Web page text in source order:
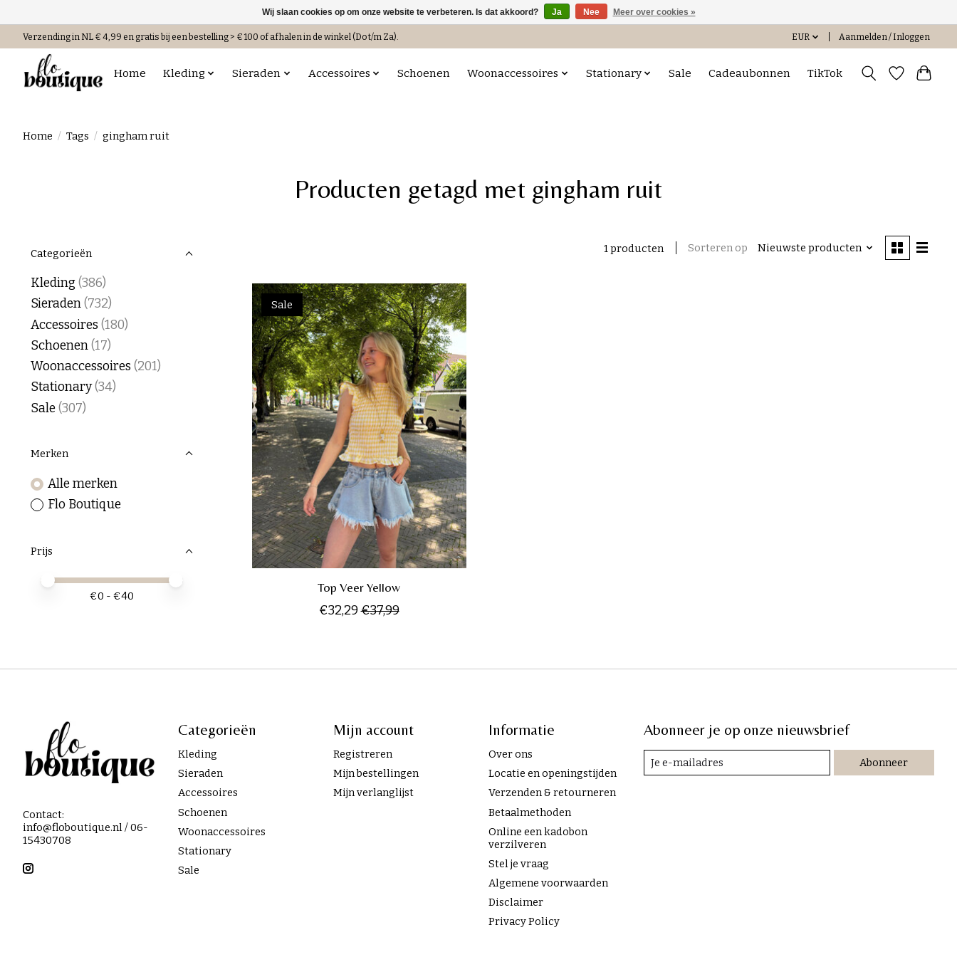
Verzending in NL € 4,99 en gratis bij een bestelling > € 100 of afhalen in de winkel (Do t/m Za). EUR Aanmelden / Inloggen
Home Kleding Sieraden Accessoires Schoenen Woonaccessoires Stationary Sale Cadeaubonnen TikTok
Home / Tags / gingham ruit
Producten getagd met gingham ruit
Categorieën
Kleding(386)
Sieraden(732)
Accessoires (180)
Schoenen(17)
Woonaccessoires (201)
Stationary(34)
Sale(307)
Merken
Alle merken
Flo Boutique
Prijs
Minimale prijswaarde
Price maximum value
€0 - €40
1 producten Sorteren op Nieuwste producten
Sale
Top Veer Yellow
€32,29€37,99
Contact:
info@floboutique.nl/ 06-
15430708
Categorieën
Kleding
Sieraden
Accessoires
Schoenen
Woonaccessoires
Stationary
Sale
Mijn account
Registreren
Mijn bestellingen
Mijn verlanglijst
Informatie
Over ons
Locatie en openingstijden
Verzenden & retourneren
Betaalmethoden
Online een kadobon
verzilveren
Stel je vraag
Algemene voorwaarden
Disclaimer
Privacy Policy
Abonneer je op onze nieuwsbrief
Abonneer
Wij slaan cookies op om onze website te verbeteren. Is dat akkoord? Ja Nee Meer over cookies »